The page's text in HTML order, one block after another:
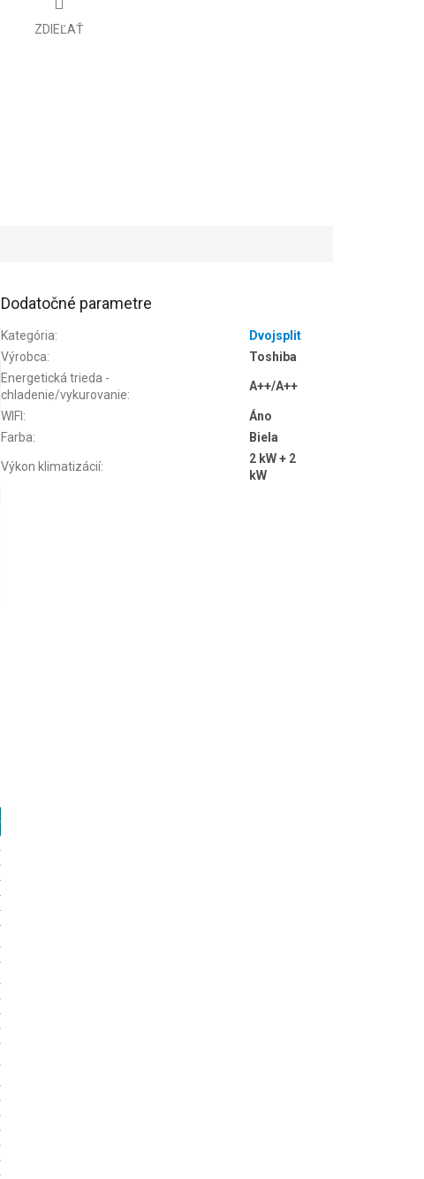
ZDIEĽAŤ
Dodatočné parametre
Kategória:
Dvojsplit
Výrobca:
Toshiba
Energetická trieda -
chladenie/vykurovanie:
A++/A++
WIFI :
Áno
Farba: Biela
Výkon klimatizácií:
2 kW + 2
kW